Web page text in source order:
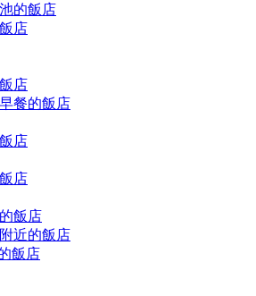
的飯店
店
店
餐的飯店
店
店
飯店
近的飯店
飯店